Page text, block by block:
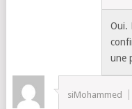
Oui.
une
siMohammed